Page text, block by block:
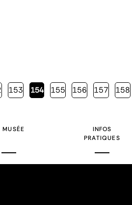
Page
153
Page
154 Page
155 Page
156 Page
157 Page
158
MUSÉE
INFOS
PRATIQUES